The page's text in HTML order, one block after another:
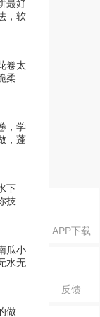
APP下载
反馈
最好
，软
卷太
柔
，学
，蓬
下
技
瓜小
水无
做